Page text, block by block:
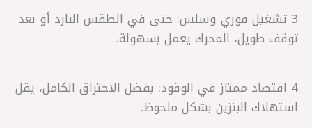
3 تشغيل فوري وسلس: حتى في الطقس البارد أو بعد
توقف طويل، المحرك يعمل بسهولة.
4 اقتصاد ممتاز في الوقود: بفضل الاحتراق الكامل، يقل
استهلاك البنزين بشكل ملحوظ.